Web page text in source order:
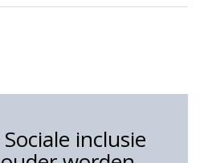
Sociale inclusie